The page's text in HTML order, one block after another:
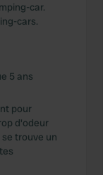
car.
cars.
5 ans
pour
d'odeur
trouve un